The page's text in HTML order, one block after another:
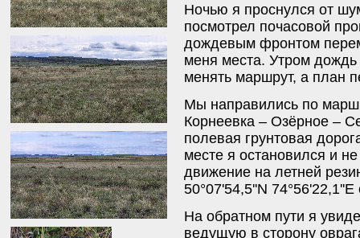
Ночью я проснулся от
посмотрел почасовой
дождевым фронтом
меня места. Утром
менять маршрут, а план
Мы направились по
Корнеевка – Озёрное –
полевая грунтовая
месте я остановился и
движение на летней
50°07'54,5''N
На обратном пути я
ведущую в сторону